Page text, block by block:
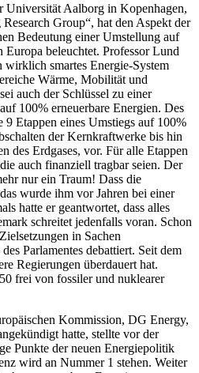
Universität Aalborg in Kopenhagen,
Group“, hat den Aspekt der
Bedeutung einer Umstellung auf
Europa beleuchtet. Professor Lund
wirklich smartes Energie-System
Wärme, Mobilität und
auch der Schlüssel zu einer
100% erneuerbare Energien. Des
Etappen eines Umstiegs auf 100%
der Kernkraftwerke bis hin
des Erdgases, vor. Für alle Etappen
auch finanziell tragbar seien. Der
nur ein Traum! Dass die
wurde ihm vor Jahren bei einer
hatte er geantwortet, dass alles
schreitet jedenfalls voran. Schon
in Sachen
Parlamentes debattiert. Seit dem
Regierungen überdauert hat.
frei von fossiler und nuklearer
Kommission, DG Energy,
hatte, stellte vor der
Punkte der neuen Energiepolitik
wird an Nummer 1 stehen. Weiter